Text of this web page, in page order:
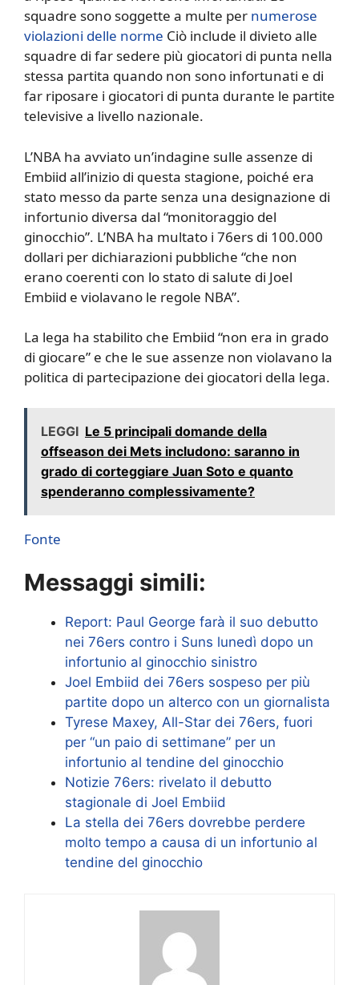
squadre sono soggette a multe per numerose
violazioni delle norme Ciò include il divieto alle
squadre di far sedere più giocatori di punta nella
stessa partita quando non sono infortunati e di
far riposare i giocatori di punta durante le partite
televisive a livello nazionale.
L’NBA ha avviato un’indagine sulle assenze di
Embiid all’inizio di questa stagione, poiché era
stato messo da parte senza una designazione di
infortunio diversa dal “monitoraggio del
ginocchio”. L’NBA ha multato i 76ers di 100.000
dollari per dichiarazioni pubbliche “che non
erano coerenti con lo stato di salute di Joel
Embiid e violavano le regole NBA”.
La lega ha stabilito che Embiid “non era in grado
di giocare” e che le sue assenze non violavano la
politica di partecipazione dei giocatori della lega.
LEGGI Le 5 principali domande della
offseason dei Mets includono: saranno in
grado di corteggiare Juan Soto e quanto
spenderanno complessivamente?
Fonte
Messaggi simili:
Report: Paul George farà il suo debutto
nei 76ers contro i Suns lunedì dopo un
infortunio al ginocchio sinistro
Joel Embiid dei 76ers sospeso per più
partite dopo un alterco con un giornalista
Tyrese Maxey, All-Star dei 76ers, fuori
per “un paio di settimane” per un
infortunio al tendine del ginocchio
Notizie 76ers: rivelato il debutto
stagionale di Joel Embiid
La stella dei 76ers dovrebbe perdere
molto tempo a causa di un infortunio al
tendine del ginocchio